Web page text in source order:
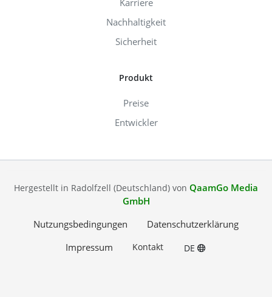
Nachhaltigkeit
Sicherheit
Produkt
Preise
Entwickler
Hergestellt in Radolfzell (Deutschland) von QaamGo Media
GmbH
Nutzungsbedingungen
Datenschutzerklärung
Impressum
Kontakt DE